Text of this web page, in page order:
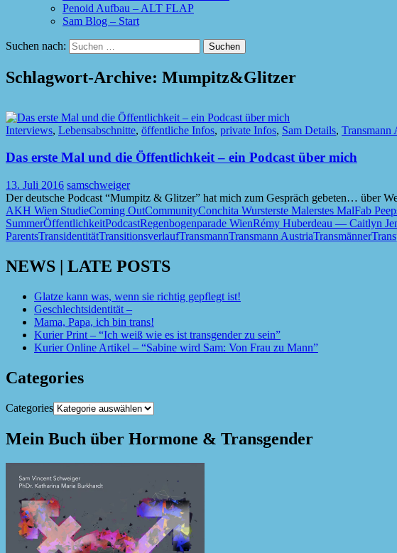
Penoid Aufbau – ALT FLAP
Sam Blog – Start
Suchen nach:
Schlagwort-Archive: Mumpitz&Glitzer
Interviews, Lebensabschnitte, öffentliche Infos, private Infos, Sam Details, Transmann
Das erste Mal und die Öffentlichkeit – ein Podcast über mich
13. Juli 2016 samschweiger
Der deutsche Podcast “Mumpitz & Glitzer” hat mich zum Gespräch gebeten… über
AKH Wien StudieComing OutCommunityConchita Wursterste Malerstes MalFab
SummerÖffentlichkeitPodcastRegenbogenparade WienRémy Huberdeau — Caitlyn
ParentsTransidentitätTransitionsverlaufTransmannTransmann AustriaTransmänner
NEWS | LATE POSTS
Glatze kann was, wenn sie richtig gepflegt ist!
Geschlechtsidentität –
Mama, Papa, ich bin trans!
Kurier Print – “Ich weiß wie es ist transgender zu sein”
Kurier Online Artikel – “Sabine wird Sam: Von Frau zu Mann”
Categories
Categories
Mein Buch über Hormone & Transgender